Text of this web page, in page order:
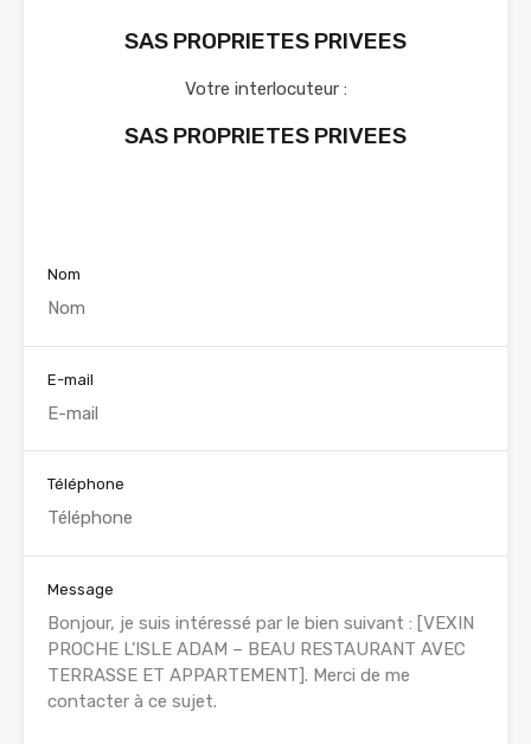
SAS PROPRIETES PRIVEES
Votre interlocuteur :
SAS PROPRIETES PRIVEES
Nom
E-mail
Téléphone
Message